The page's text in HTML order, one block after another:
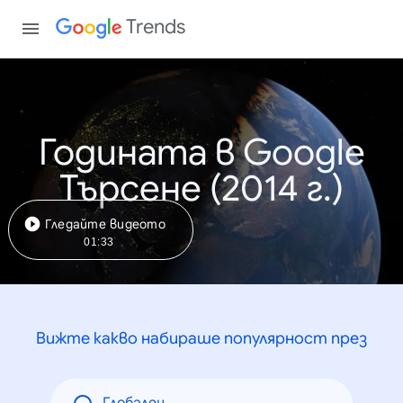
Trends
Годината в Google
Търсене (2014 г.)
Гледайте видеото
01:33
Вижте какво набираше популярност през